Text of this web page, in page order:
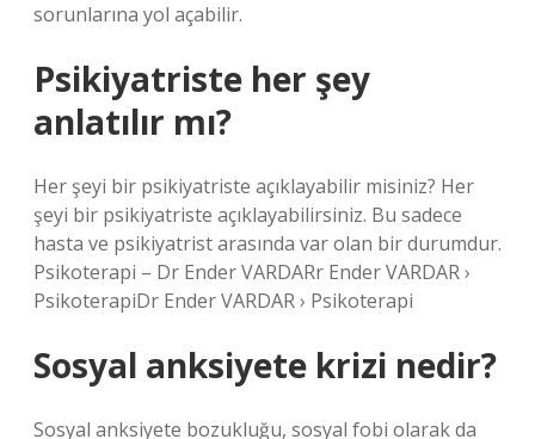
sorunlarına yol açabilir.
Psikiyatriste her şey
anlatılır mı?
Her şeyi bir psikiyatriste açıklayabilir misiniz? Her
şeyi bir psikiyatriste açıklayabilirsiniz. Bu sadece
hasta ve psikiyatrist arasında var olan bir durumdur.
Psikoterapi – Dr Ender VARDARr Ender VARDAR ›
PsikoterapiDr Ender VARDAR › Psikoterapi
Sosyal anksiyete krizi nedir?
Sosyal anksiyete bozukluğu, sosyal fobi olarak da